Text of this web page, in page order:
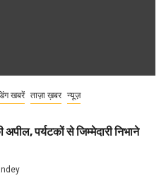
खबरें ताज़ा ख़बर न्यूज़
पर्यटकों से जिम्मेदारी निभाने